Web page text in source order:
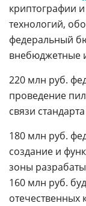
криптографии
технологий,
федеральный
внебюджетные
220 млн руб.
проведение
связи
180 млн руб.
создание и
зоны
160 млн руб.
отечественных